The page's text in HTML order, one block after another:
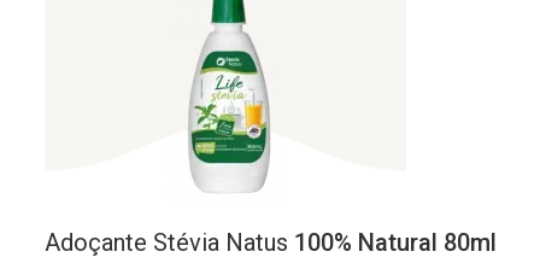
Adoçante Stévia Natus 100% Natural 80ml